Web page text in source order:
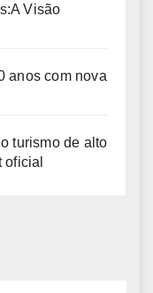
Visão
anos com nova
turismo de alto